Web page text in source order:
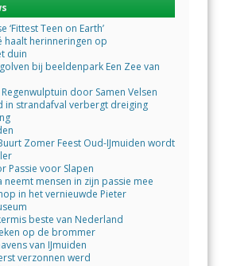
‘Fittest Teen on Earth’
haalt herinneringen op
duin
bij beeldenpark Een Zee van
door Samen Velsen
in strandafval verbergt dreiging
Zomer Feest Oud-IJmuiden wordt
Passie voor Slapen
neemt mensen in zijn passie mee
in het vernieuwde Pieter
beste van Nederland
op de brommer
van IJmuiden
verzonnen werd